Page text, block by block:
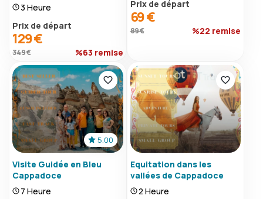
3 Heure
Prix ​​de départ
129 €
349 € %63 remise
Prix ​​de départ
69 €
89 € %22 remise
5.00
Visite Guidée en Bleu
Cappadoce
7 Heure
Equitation dans les
vallées de Cappadoce
2 Heure